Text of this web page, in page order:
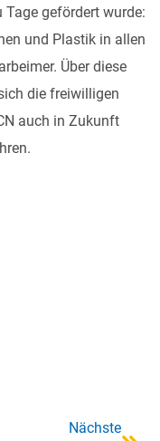
Tage gefördert wurde:
und Plastik in allen
Über diese
die freiwilligen
auch in Zukunft
Nächste